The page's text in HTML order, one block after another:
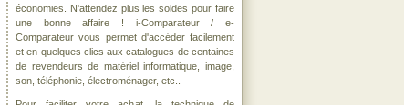
économies. N'attendez plus les soldes pour faire
une bonne affaire ! i-Comparateur / e-
Comparateur vous permet d'accéder facilement
et en quelques clics aux catalogues de centaines
de revendeurs de matériel informatique, image,
son, téléphonie, électroménager, etc..